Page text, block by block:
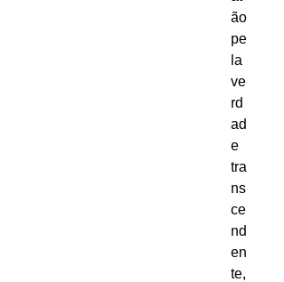
ão
pe
la
ve
rd
ad
e
tra
ns
ce
nd
en
te,